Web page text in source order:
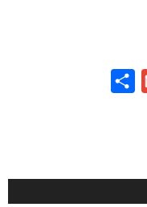
Gmail